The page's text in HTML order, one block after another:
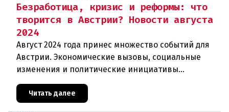
Безработица, кризис и реформы: что
творится в Австрии? Новости августа
2024
Август 2024 года принес множество событий для
Австрии. Экономические вызовы, социальные
изменения и политические инициативы
затрагивают жизнь каждого жителя страны. В
новом видео на канале [«Как в Авс
Читать далее